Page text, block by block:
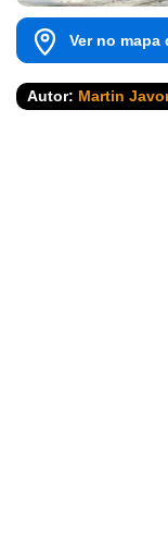
Ver no mapa
Autor: Martin